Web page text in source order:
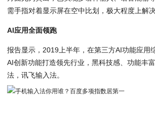
需手指对着显示屏在空中比划，极大程度上解
AI应用全面领跑
报告显示，2019上半年，在第三方AI功能应
AI创新功能打造领先行业，黑科技感、功能丰
法，讯飞输入法。